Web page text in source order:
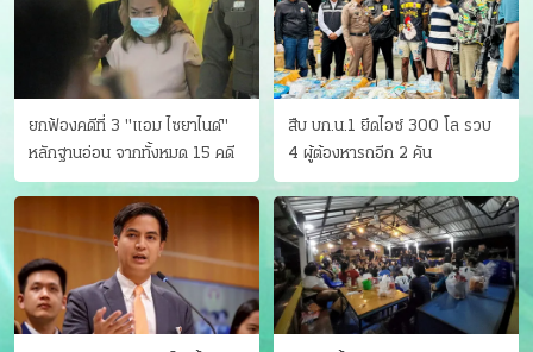
ยกฟ้องคดีที่ 3 "แอม ไซยาไนด์"
หลักฐานอ่อน จากทั้งหมด 15 คดี
สืบ บก.น.1 ยึดไอซ์ 300 โล รวบ
4 ผู้ต้องหารถอีก 2 คัน